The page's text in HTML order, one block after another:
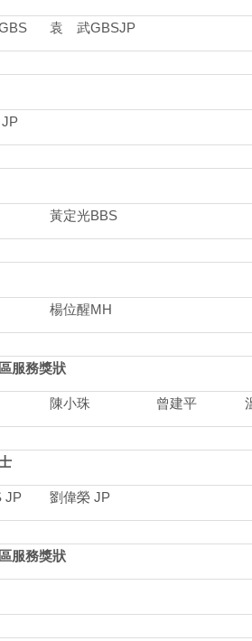
袁 武GBSJP
黃定光BBS
楊位醒MH
服務獎狀
陳小珠 曾建平
JP 劉偉榮 JP
服務獎狀